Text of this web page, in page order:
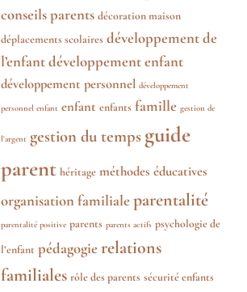
conseils parents décoration maison
déplacements scolaires développement de
l’enfantdéveloppement enfant
développement personnel développement
personnel enfant enfant enfants famille gestion de
l'argent gestion du temps guide
parent héritage méthodes éducatives
organisation familialeparentalité
parentalité positive parents parents actifs psychologie de
l’enfant pédagogierelations
familiales rôle des parents sécurité enfants